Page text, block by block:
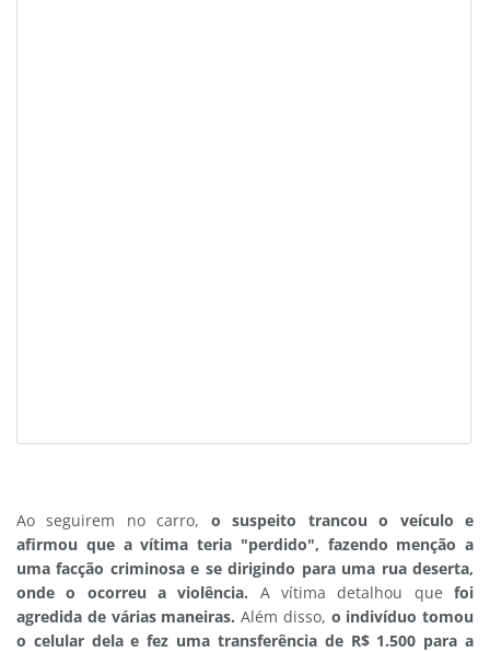
Ao seguirem no carro, o suspeito trancou o veículo e
afirmou que a vítima teria "perdido", fazendo menção a
uma facção criminosa e se dirigindo para uma rua deserta,
onde o ocorreu a violência. A vítima detalhou quefoi
agredida de várias maneiras. Além disso, o indivíduo tomou
o celular dela e fez uma transferência de R$ 1.500 para a